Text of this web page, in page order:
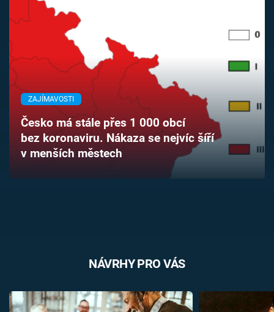
Pořady
TV Program
Sledujte prima+
Přihlášení
ZAJÍMAVOSTI
Česko má stále přes 1 000 obcí
bez koronaviru. Nákaza se nejvíc šíří
v menších městech
NÁVRHY PRO VÁS